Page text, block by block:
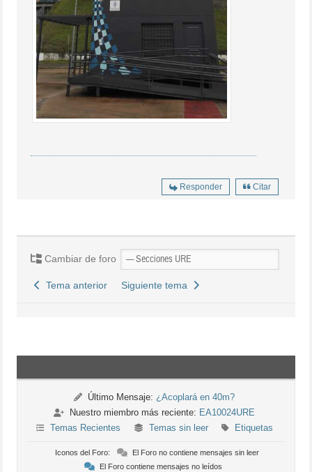
Responder Citar
Cambiar de foro
Tema anterior Siguiente tema
Último Mensaje: ¿Acoplará en 40m?
Nuestro miembro más reciente: EA10024URE
Temas Recientes
Temas sin leer Etiquetas
Iconos del Foro:
El Foro no contiene mensajes sin leer
El Foro contiene mensajes no leídos